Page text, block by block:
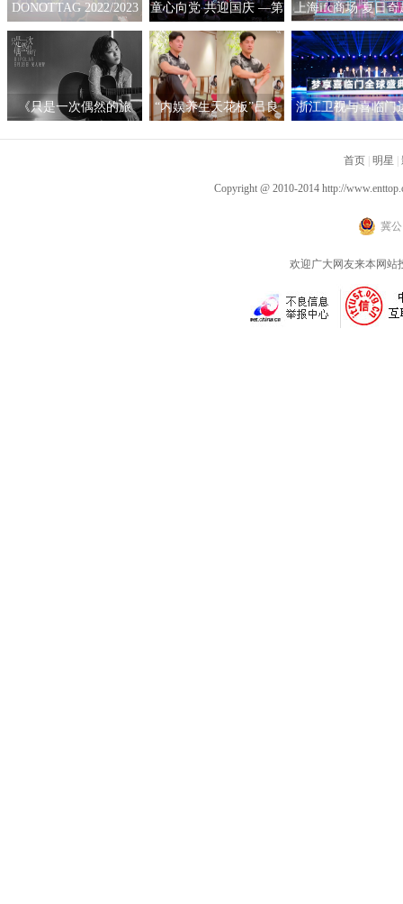
DONOTTAG 2022/2023
时装创意秀开启，众星
携手开启时髦新篇章
童心向党 共迎国庆 —第
六届“华韵之声”语文朗
读大会总展演在京隆重
举行
上海ifc商场 夏日奇
拟互动艺术展
《只是一次偶然的旅
“内娱养生天花板”吕良
已是极限
浙江卫视与喜临门
新营销模式
首页 明星
Copyright @ 2010-2014 http://
冀公
欢迎广大网友来本网站